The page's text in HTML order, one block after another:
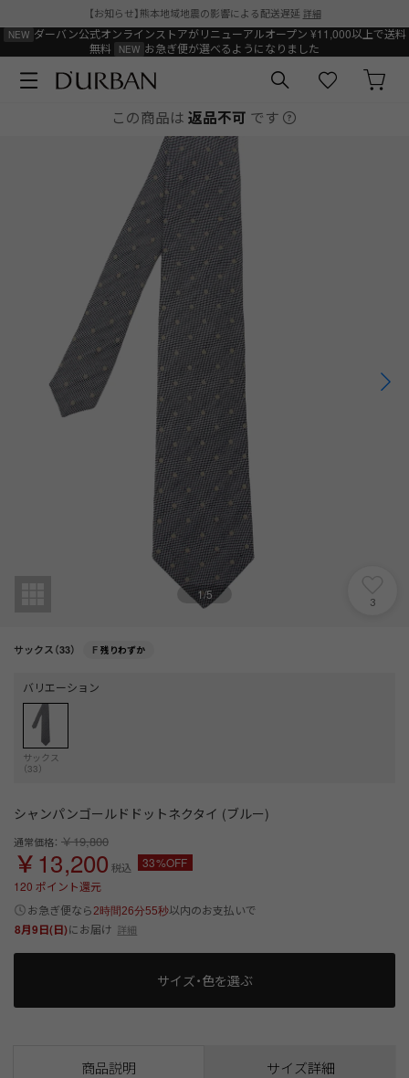
【お知らせ】熊本地域地震の影響による配送遅延 詳細
ダーバン公式オンラインストアがリニューアルオープン ¥11,000以上で送料
無料
お急ぎ便が選べるようになりました
この商品は 返品不可 です
1/5
3
サックス（33） F 残りわずか
バリエーション
サックス
（33）
シャンパンゴールドドットネクタイ (ブルー)
通常価格： ￥19,800
￥13,200 税込
33%OFF
120 ポイント還元
お急ぎ便なら 2時間26分55秒以内のお支払いで
8月9日(日)にお届け 詳細
サイズ・色を選ぶ
商品説明 サイズ詳細